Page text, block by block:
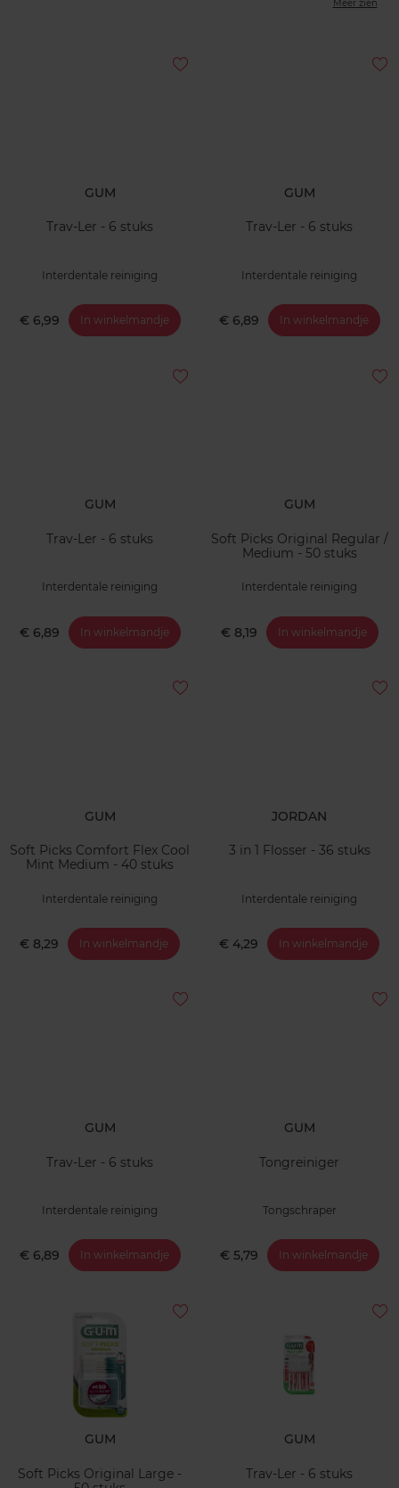
Meer zien
GUM
Trav-Ler - 6 stuks
Interdentale reiniging
€ 6,99 In winkelmandje
GUM
Trav-Ler - 6 stuks
Interdentale reiniging
€ 6,89 In winkelmandje
GUM
Trav-Ler - 6 stuks
Interdentale reiniging
€ 6,89 In winkelmandje
GUM
Soft Picks Original Regular /
Medium - 50 stuks
Interdentale reiniging
€ 8,19 In winkelmandje
GUM
Soft Picks Comfort Flex Cool
Mint Medium - 40 stuks
Interdentale reiniging
€ 8,29 In winkelmandje
JORDAN
3 in 1 Flosser - 36 stuks
Interdentale reiniging
€ 4,29 In winkelmandje
GUM
Trav-Ler - 6 stuks
Interdentale reiniging
€ 6,89 In winkelmandje
GUM
Tongreiniger
Tongschraper
€ 5,79 In winkelmandje
GUM
Soft Picks Original Large -
GUM
Trav-Ler - 6 stuks